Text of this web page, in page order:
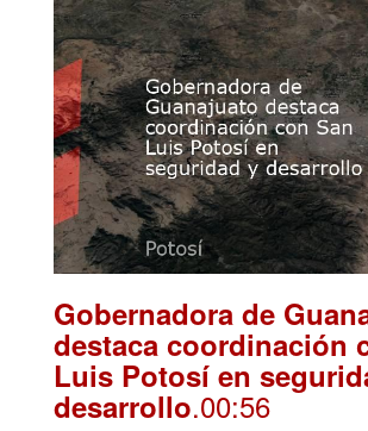
Gobernadora de
destaca coordinación
Luis Potosí en
desarrollo.00:56